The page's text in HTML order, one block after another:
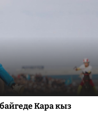
Кара кыз